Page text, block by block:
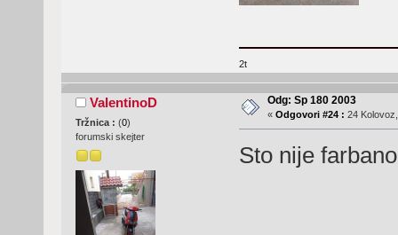
2t
ValentinoD
Tržnica : (0)
forumski skejter
Odg: Sp 180 2003
« Odgovori #24 : 24
Sto nije